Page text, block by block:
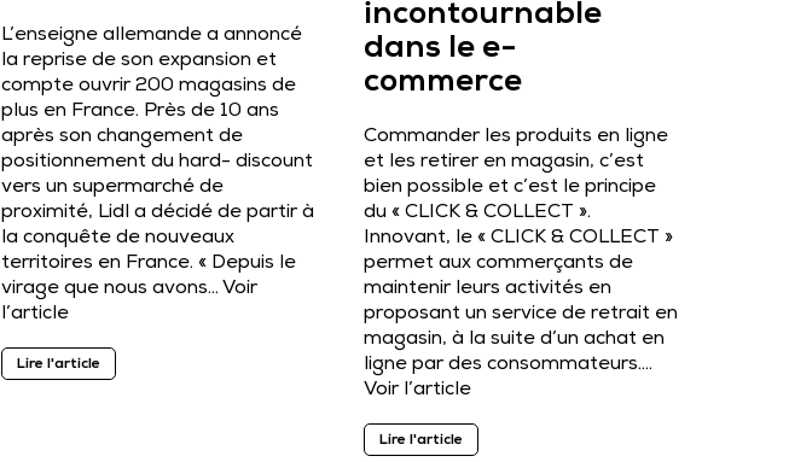
L’enseigne allemande a annoncé
la reprise de son expansion et
compte ouvrir 200 magasins de
plus en France. Près de 10 ans
après son changement de
positionnement du hard- discount
vers un supermarché de
proximité, Lidl a décidé de partir à
la conquête de nouveaux
territoires en France. « Depuis le
virage que nous avons… Voir
l’article
Lire l'article
incontournable
dans le e-
commerce
Commander les produits en ligne
et les retirer en magasin, c’est
bien possible et c’est le principe
du « CLICK & COLLECT ».
Innovant, le « CLICK & COLLECT »
permet aux commerçants de
maintenir leurs activités en
proposant un service de retrait en
magasin, à la suite d’un achat en
ligne par des consommateurs….
Voir l’article
Lire l'article